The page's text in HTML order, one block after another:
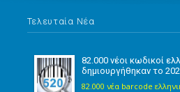
Τελευταία Νέα
82.000 νέοι κωδικοί
δημιουργήθηκαν το
82.000 νέα barcode